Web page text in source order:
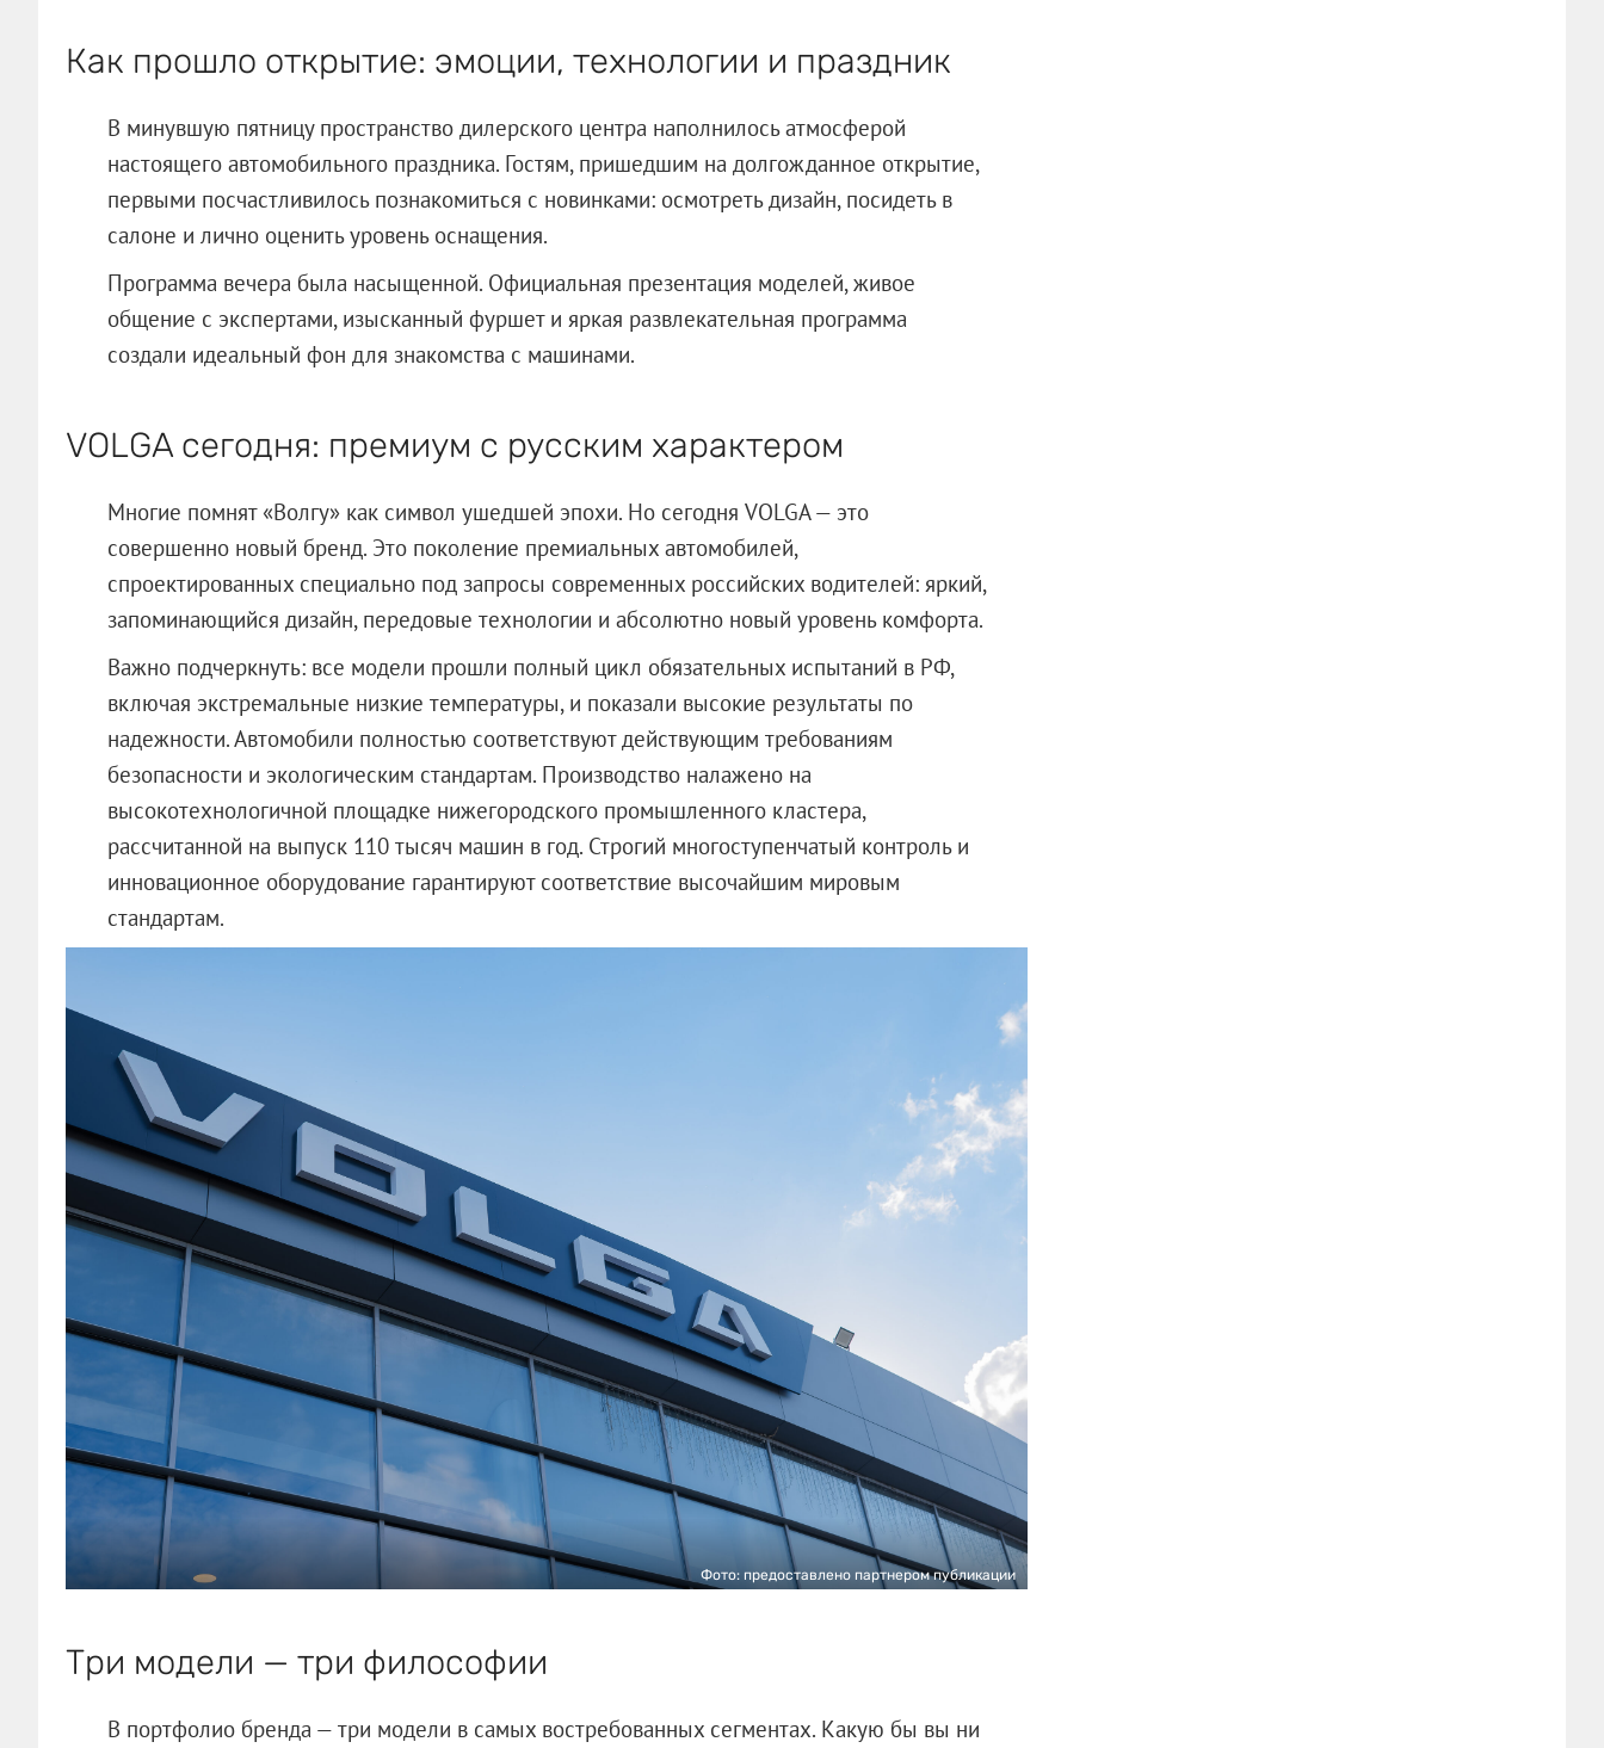
Как прошло открытие: эмоции, технологии и праздник
В минувшую пятницу пространство дилерского центра наполнилось атмосферой
настоящего автомобильного праздника. Гостям, пришедшим на долгожданное открытие,
первыми посчастливилось познакомиться с новинками: осмотреть дизайн, посидеть в
салоне и лично оценить уровень оснащения.
Программа вечера была насыщенной. Официальная презентация моделей, живое
общение с экспертами, изысканный фуршет и яркая развлекательная программа
создали идеальный фон для знакомства с машинами.
VOLGA сегодня: премиум с русским характером
Многие помнят «Волгу» как символ ушедшей эпохи. Но сегодня VOLGA — это
совершенно новый бренд. Это поколение премиальных автомобилей,
спроектированных специально под запросы современных российских водителей: яркий,
запоминающийся дизайн, передовые технологии и абсолютно новый уровень комфорта.
Важно подчеркнуть: все модели прошли полный цикл обязательных испытаний в РФ,
включая экстремальные низкие температуры, и показали высокие результаты по
надежности. Автомобили полностью соответствуют действующим требованиям
безопасности и экологическим стандартам. Производство налажено на
высокотехнологичной площадке нижегородского промышленного кластера,
рассчитанной на выпуск 110 тысяч машин в год. Строгий многоступенчатый контроль и
инновационное оборудование гарантируют соответствие высочайшим мировым
стандартам.
Фото: предоставлено партнером публикации
Три модели — три философии
В портфолио бренда — три модели в самых востребованных сегментах. Какую бы вы ни